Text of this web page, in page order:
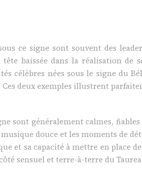
ce signe sont souvent des
baissée dans la réalisation
célèbres nées sous le signe du
deux exemples illustrent
sont généralement calmes,
douce et les moments de
et sa capacité à mettre en place
sensuel et terre-à-terre du